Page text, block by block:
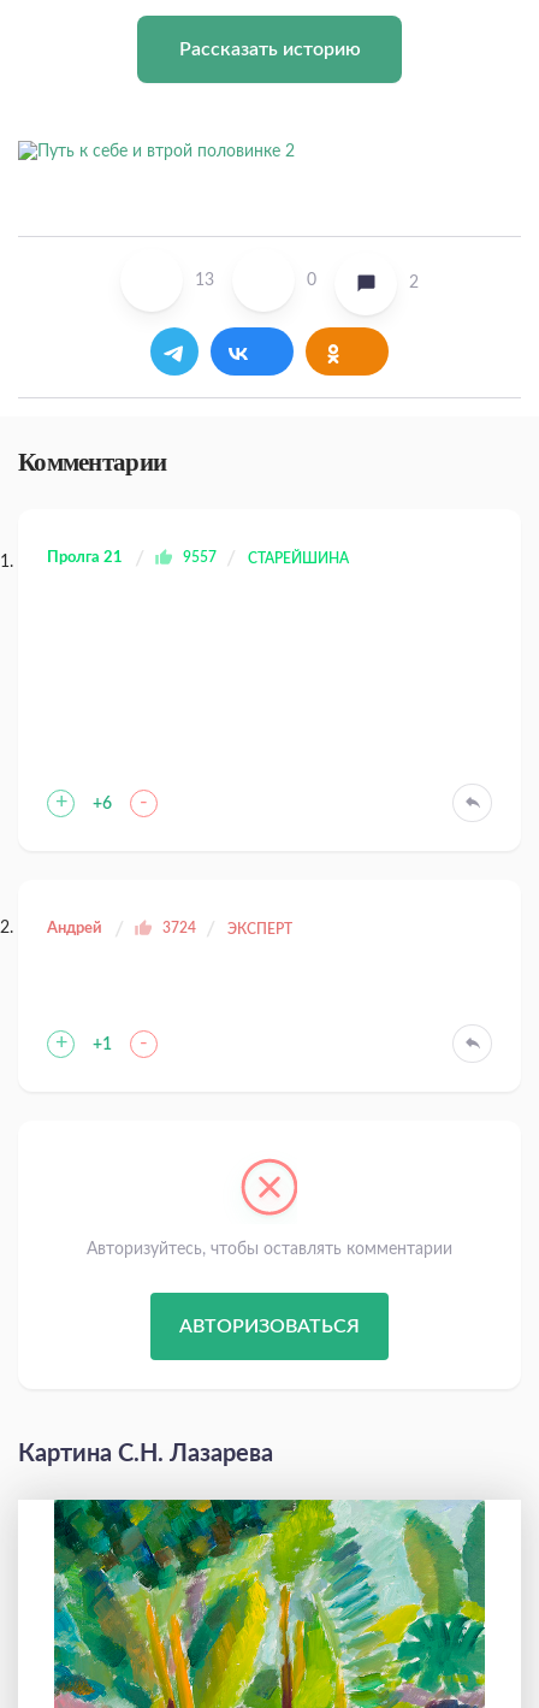
Рассказать историю
13 0 2
Комментарии
Пролга 21 9557 СТАРЕЙШИНА
+ +6 -
Андрей 3724 ЭКСПЕРТ
+ +1 -
Авторизуйтесь, чтобы оставлять комментарии
АВТОРИЗОВАТЬСЯ
Картина С.Н. Лазарева